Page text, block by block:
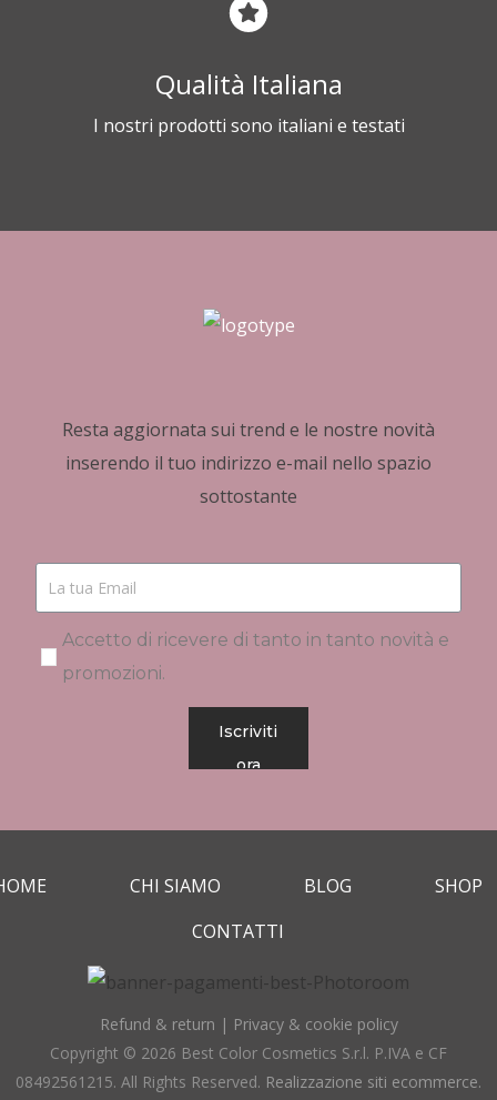
Qualità Italiana
I nostri prodotti sono italiani e testati
Resta aggiornata sui trend e le nostre novità
inserendo il tuo indirizzo e-mail nello spazio
sottostante
Accetto di ricevere di tanto in tanto novità e
promozioni.
Iscriviti
ora
CHI SIAMO BLOG
SHOP
CONTATTI
Refund & return | Privacy & cookie policy
Copyright © 2026 Best Color Cosmetics S.r.l. P.IVA e CF
08492561215. All Rights Reserved. Realizzazione siti ecommerce.